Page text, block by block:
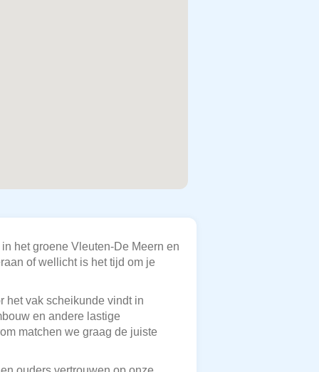
het groene Vleuten-De Meern en
of wellicht is het tijd om je
het vak scheikunde vindt in
en andere lastige
matchen we graag de juiste